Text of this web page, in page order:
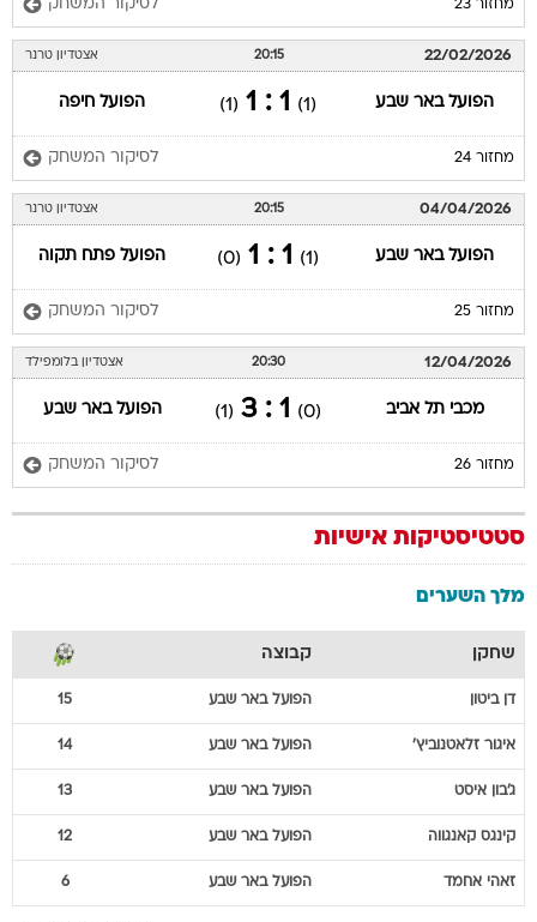
מחזור 23 לסיקור המשחק
22/02/2026
20:15 אצטדיון טרנר
הפועל באר שבע (1)
1 : 1
(1) הפועל חיפה
מחזור 24 לסיקור המשחק
04/04/2026
20:15 אצטדיון טרנר
הפועל באר שבע (1)
1 : 1
(0) הפועל פתח תקוה
מחזור 25 לסיקור המשחק
12/04/2026
20:30 אצטדיון בלומפילד
מכבי תל אביב (0)
1 : 3
(1) הפועל באר שבע
מחזור 26 לסיקור המשחק
סטטיסטיקות אישיות
מלך השערים
שחקן קבוצה
דן ביטון הפועל באר שבע 15
איגור זלאטנוביץ' הפועל באר שבע 14
ג'בון איסט הפועל באר שבע 13
קינגס קאנגווה הפועל באר שבע 12
זאהי אחמד הפועל באר שבע 6